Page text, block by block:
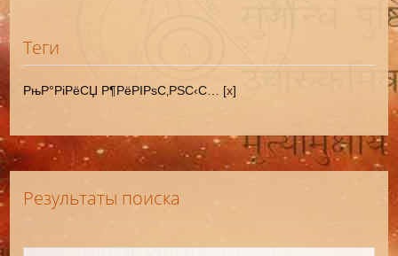
Теги
РњР°РіРёСЏ Р¶РёРІРѕС‚РЅС‹С… [x]
Результаты поиска